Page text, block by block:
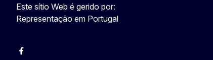
Este sítio Web é gerido por:
Representação em Portugal
Facebook